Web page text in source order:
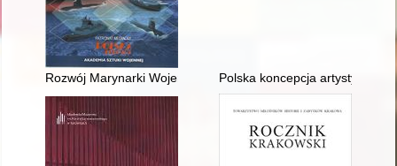
Rozwój Marynarki Wojennej Chińskiej Armii Ludowo-
Polska koncepcja